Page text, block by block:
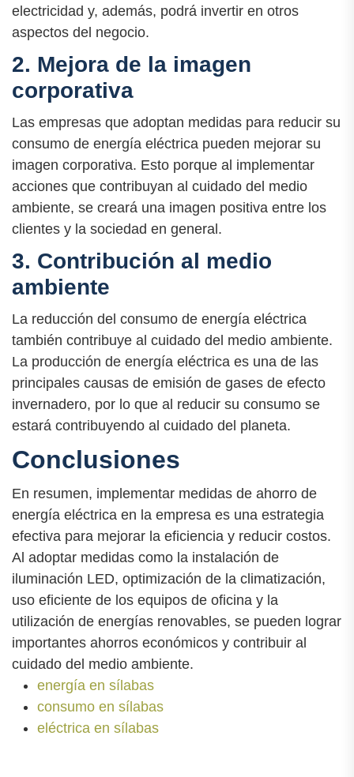
electricidad y, además, podrá invertir en otros
aspectos del negocio.
2. Mejora de la imagen
corporativa
Las empresas que adoptan medidas para reducir su
consumo de energía eléctrica pueden mejorar su
imagen corporativa. Esto porque al implementar
acciones que contribuyan al cuidado del medio
ambiente, se creará una imagen positiva entre los
clientes y la sociedad en general.
3. Contribución al medio
ambiente
La reducción del consumo de energía eléctrica
también contribuye al cuidado del medio ambiente.
La producción de energía eléctrica es una de las
principales causas de emisión de gases de efecto
invernadero, por lo que al reducir su consumo se
estará contribuyendo al cuidado del planeta.
Conclusiones
En resumen, implementar medidas de ahorro de
energía eléctrica en la empresa es una estrategia
efectiva para mejorar la eficiencia y reducir costos.
Al adoptar medidas como la instalación de
iluminación LED, optimización de la climatización,
uso eficiente de los equipos de oficina y la
utilización de energías renovables, se pueden lograr
importantes ahorros económicos y contribuir al
cuidado del medio ambiente.
energía en sílabas
consumo en sílabas
eléctrica en sílabas